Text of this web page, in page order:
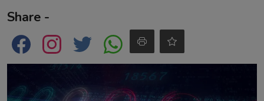
Contact
Share -